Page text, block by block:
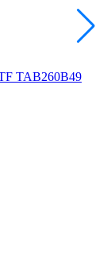
TAB260B49